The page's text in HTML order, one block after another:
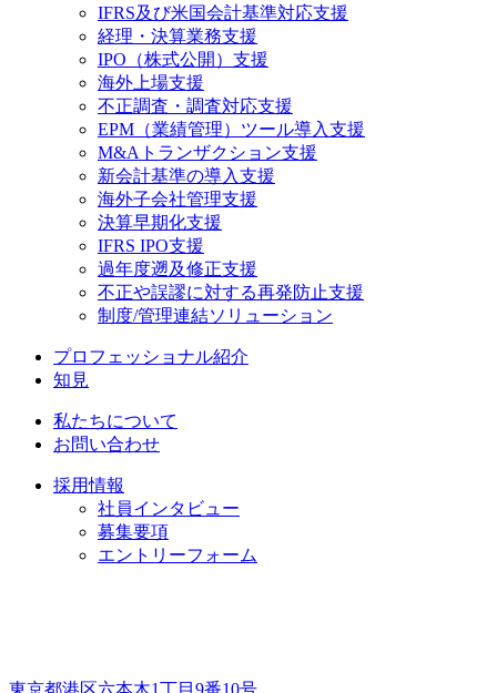
IFRS及び米国会計基準対応支援
経理・決算業務支援
IPO（株式公開）支援
海外上場支援
不正調査・調査対応支援
EPM（業績管理）ツール導入支援
M&Aトランザクション支援
新会計基準の導入支援
海外子会社管理支援
決算早期化支援
IFRS IPO支援
過年度遡及修正支援
不正や誤謬に対する再発防止支援
制度/管理連結ソリューション
プロフェッショナル紹介
知見
私たちについて
お問い合わせ
採用情報
社員インタビュー
募集要項
エントリーフォーム
東京都港区六本木1丁目9番10号